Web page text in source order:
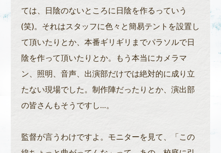
ては、日陰のないところに日陰を作るっていう
(笑)。それはスタッフに色々と簡易テントを設置し
て頂いたりとか、本番ギリギリまでパラソルで日
陰を作って頂いたりとか。もう本当にカメラマ
ン、照明、音声、出演部だけでは絶対的に成り立
たない現場でした。制作陣だったりとか、演出部
の皆さんもそうですし…。
監督が言うわけですよ。モニターを見て、「この